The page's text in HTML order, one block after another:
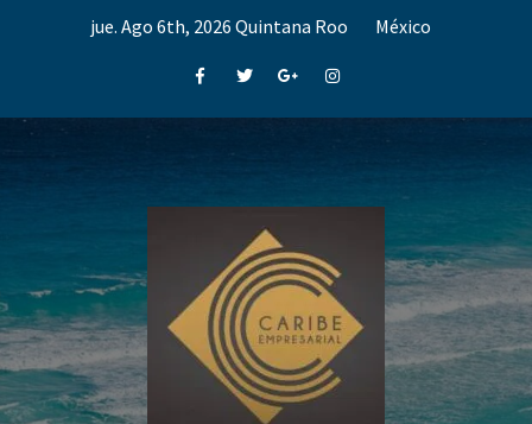
jue. Ago 6th, 2026 Quintana Roo México
FacebookTwitterGoogle+Instagram